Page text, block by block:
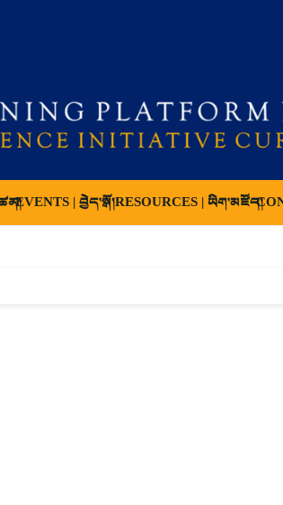
EVENTS | བྱེད་སྒོ།RESOURCES | ཡིག་མཛོད།